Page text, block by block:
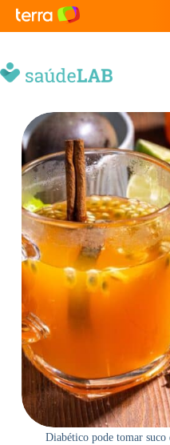
Diabético pode tomar